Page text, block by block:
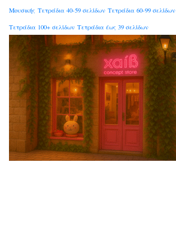
Μουσικής Τετράδια 40-59 σελίδων Τετράδια 60-99 σελίδων
Τετράδια 100+ σελίδων Τετράδια έως 39 σελίδων